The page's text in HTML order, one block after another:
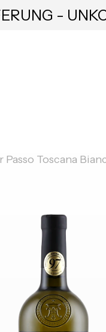
-
Toscana